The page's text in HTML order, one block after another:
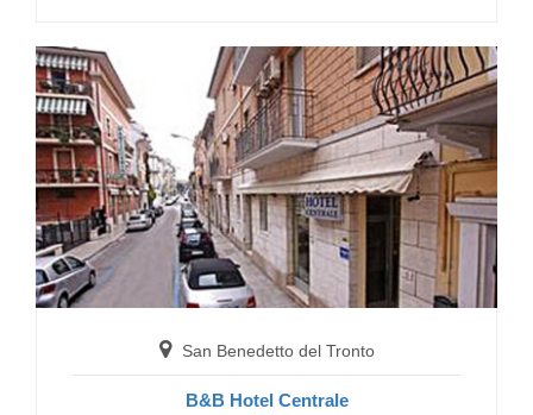
San Benedetto del Tronto
Residence Cristallo
RESIDENCE
San Benedetto del Tronto
B&B Hotel Centrale